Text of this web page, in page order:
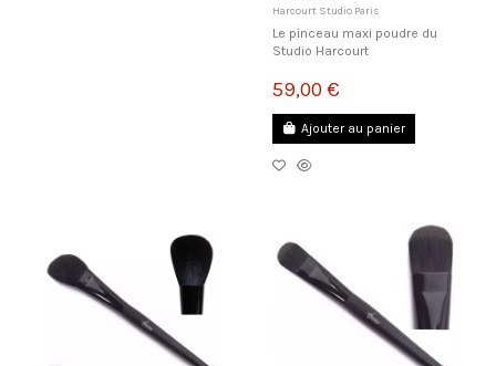
Harcourt Studio Paris
Le pinceau maxi poudre du
Studio Harcourt
59,00 €
Ajouter au panier